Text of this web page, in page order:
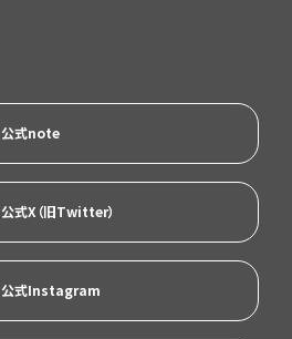
公式note
公式X（旧Twitter）
公式Instagram